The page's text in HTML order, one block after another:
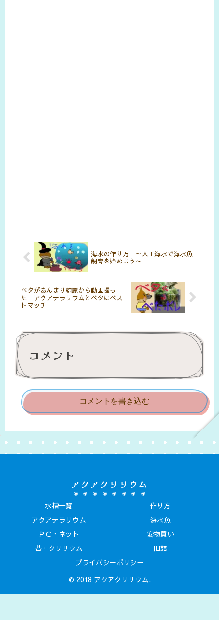
海水の作り方 ～人工海水で海水魚
飼育を始めよう～
ベタがあんまり綺麗から動画撮っ
た アクアテラリウムとベタはベス
トマッチ
コメント
コメントを書き込む
アクアクリリウム
水槽一覧
作り方
アクアテラリウム
海水魚
ＰＣ・ネット
安物買い
苔・クリリウム
旧館
プライバシーポリシー
© 2018 アクアクリリウム.